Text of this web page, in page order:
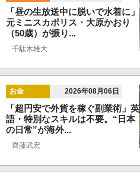
「昼の生放送中に脱いで水着に」
元ミニスカポリス・大原かおり
（50歳）が振り...
千駄木雄大
お金 2026年08月06日
「超円安で外貨を稼ぐ副業術」英
語・特別なスキルは不要。“日本
の日常”が海外...
齊藤武宏